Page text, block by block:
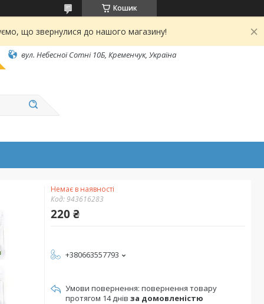
Кошик
що звернулися до нашого магазину!
вул. Небесної Сотні 10Б, Кременчук, Україна
Немає в наявності
Код:943616283
220 ₴
+380663557793
повернення товару
протягом 14 днів за домовленістю